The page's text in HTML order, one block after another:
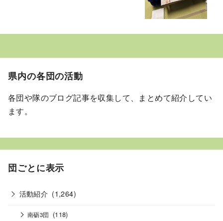
県内の各団の活動
各団や隊のブログ記事を収集して、まとめて紹介してい
ます。
団ごとに表示
活動紹介 (1,264)
南砺3団 (118)